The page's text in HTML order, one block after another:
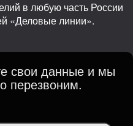
в любую часть России
«Деловые линии».
свои данные и мы
перезвоним.